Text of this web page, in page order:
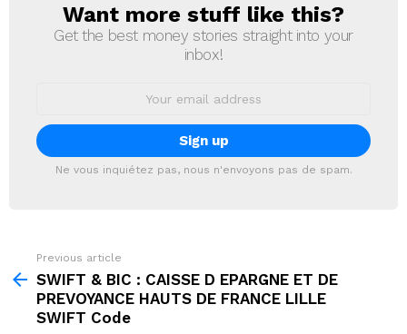
NEWSLETTER
Want more stuff like this?
Get the best money stories straight into your
inbox!
Ne vous inquiétez pas, nous n'envoyons pas de spam.
more
Previous article
SWIFT & BIC : CAISSE D EPARGNE ET DE
PREVOYANCE HAUTS DE FRANCE LILLE
SWIFT Code